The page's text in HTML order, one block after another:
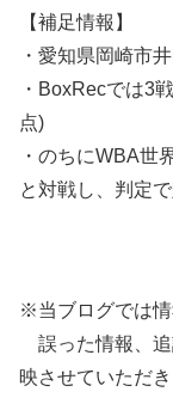
【補足情報】
・愛知県岡崎市
・BoxRecでは3
点)
・のちにWBA世
と対戦し、判定で
※当ブログでは情
誤った情報、追
映させていただ